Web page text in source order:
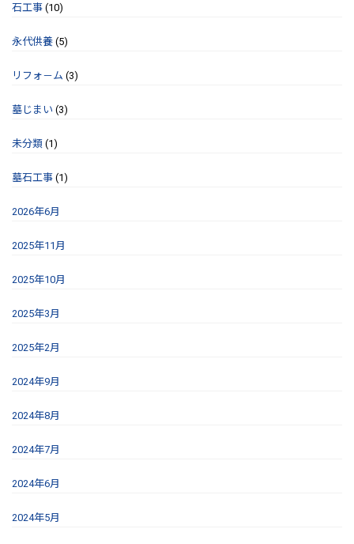
石工事 (10)
永代供養 (5)
リフォ－ム (3)
墓じまい (3)
未分類 (1)
墓石工事 (1)
2026年6月
2025年11月
2025年10月
2025年3月
2025年2月
2024年9月
2024年8月
2024年7月
2024年6月
2024年5月